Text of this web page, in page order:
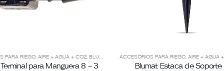
BLUMAT, RIEGO E HIDROPONÍA
PARA RIEGO AIRE + AGUA + CO2 BLUMAT RIEGO AUTOMÁTICO BLUMAT, RIEGO E
para Manguera 8 – 3
ACCESORIOS PARA RIEGO AIRE + AGUA
Blumat Estaca de Soporte